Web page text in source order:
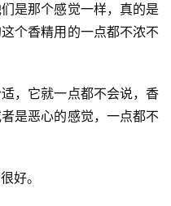
是那个感觉一样，真的是
个香精用的一点都不浓不
，它就一点都不会说，香
是恶心的感觉，一点都不
好。